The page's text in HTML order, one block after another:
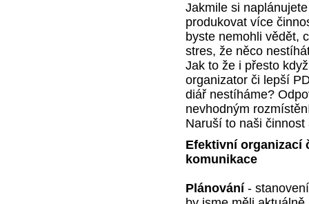
Jakmile si
produkovat více
byste nemohli vědět,
stres, že něco
Jak to že i přesto
organizator či lepší
diář nestíháme?
nevhodným
Naruší to naši
Efektivní organizací
komunikace
Plánování -